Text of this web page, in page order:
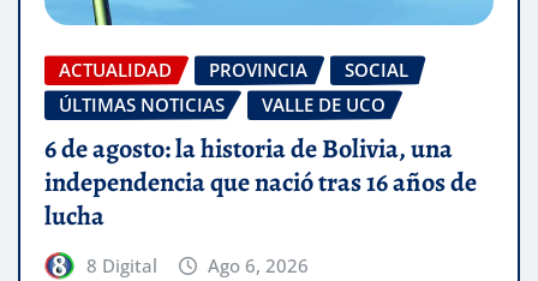
ACTUALIDAD PROVINCIA
SOCIAL
ÚLTIMAS NOTICIAS
VALLE DE UCO
6 de agosto: la historia de Bolivia, una
independencia que nació tras 16 años de
lucha
8 Digital Ago 6, 2026